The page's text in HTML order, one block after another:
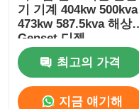
기 기계 404kw 500kva
473kw 587.5kva 해상
Genset 디젤
최고의 가격
지금 얘기해